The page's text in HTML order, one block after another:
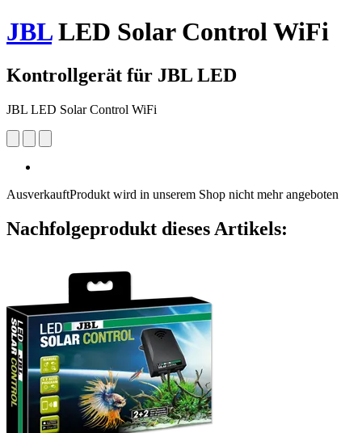
JBLLED Solar Control WiFi
Kontrollgerät für JBL LED
JBL LED Solar Control WiFi
AusverkauftProdukt wird in unserem Shop nicht mehr angeboten
Nachfolgeprodukt dieses Artikels: